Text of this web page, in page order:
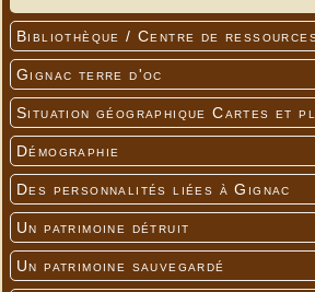
Bibliothèque / Centre de
Gignac terre d'oc
Situation géographique Cartes et
Démographie
Des personnalités liées à Gignac
Un patrimoine détruit
Un patrimoine sauvegardé